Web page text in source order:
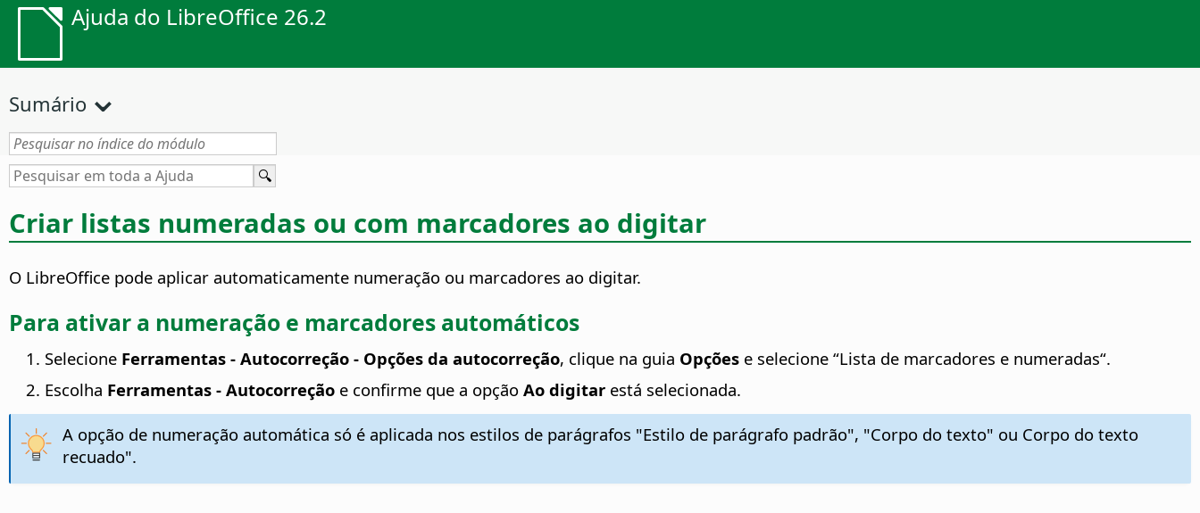
Ajuda do LibreOffice 26.2
Sumário
Criar listas numeradas ou com marcadores ao digitar
O LibreOffice pode aplicar automaticamente numeração ou marcadores ao digitar.
Para ativar a numeração e marcadores automáticos
Selecione Ferramentas - Autocorreção - Opções da autocorreção, clique na guia Opções e selecione “Lista de marcadores e numeradas“.
Escolha Ferramentas - Autocorreção e confirme que a opção Ao digitar está selecionada.
A opção de numeração automática só é aplicada nos estilos de parágrafos "Estilo de parágrafo padrão", "Corpo do texto" ou Corpo do texto
recuado".